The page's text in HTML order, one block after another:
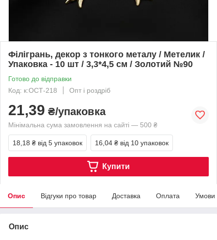
Філігрань, декор з тонкого металу / Метелик /
Упаковка - 10 шт / 3,3*4,5 см / Золотий №90
Готово до відправки
Код: к:ОСТ-218
Опт і роздріб
21,39 ₴/упаковка
Мінімальна сума замовлення на сайті — 500 ₴
18,18 ₴ від 5 упаковок 16,04 ₴ від 10 упаковок
Купити
Опис Відгуки про товар Доставка Оплата Умови
Опис